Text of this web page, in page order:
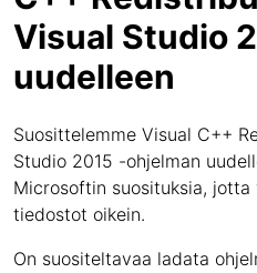
Visual Studio
uudelleen
Suosittelemme Visual C++
Studio 2015 -ohjelman
Microsoftin suosituksia,
tiedostot oikein.
On suositeltavaa ladata